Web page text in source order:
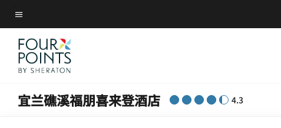
Skip
to
main
content
菜单文本
宜兰礁溪福朋喜来登酒店 4.3